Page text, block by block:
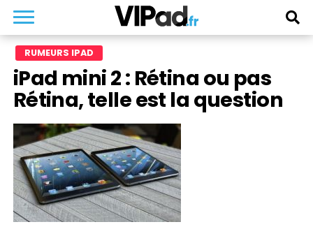
RUMEURS IPAD
iPad mini 2 : Rétina ou pas
Rétina, telle est la question